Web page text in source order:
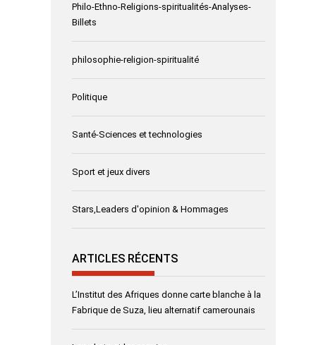
Philo-Ethno-Religions-spiritualités-Analyses-
Billets
philosophie-religion-spiritualité
Politique
Santé-Sciences et technologies
Sport et jeux divers
Stars,Leaders d'opinion & Hommages
ARTICLES RÉCENTS
L’Institut des Afriques donne carte blanche à la
Fabrique de Suza, lieu alternatif camerounais